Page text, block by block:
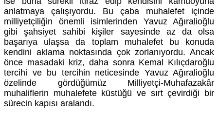
anlatmaya çalışıyordu. Bu çaba muhalefet içinde
milliyetçiliğin önemli isimlerinden Yavuz Ağıralioğlu
gibi şahsiyet sahibi kişiler sayesinde az da olsa
başarıya ulaşsa da toplam muhalefet bu konuda
kendini aklama noktasında çok zorlanıyordu. Ancak
önce masadaki kriz, daha sonra Kemal Kılıçdaroğlu
tercihi ve bu tercihin neticesinde Yavuz Ağıralioğlu
özelinde gördüğümüz Milliyetçi-Muhafazakâr
muhaliflerin muhalefete küstüğü ve sırt çevirdiği bir
sürecin kapısı aralandı.